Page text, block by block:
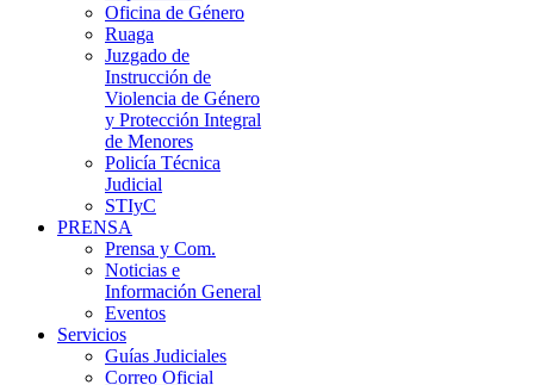
Oficina de Género
Ruaga
Juzgado de
Instrucción de
Violencia de Género
y Protección Integral
de Menores
Policía Técnica
Judicial
STIyC
PRENSA
Prensa y Com.
Noticias e
Información General
Eventos
Servicios
Guías Judiciales
Correo Oficial